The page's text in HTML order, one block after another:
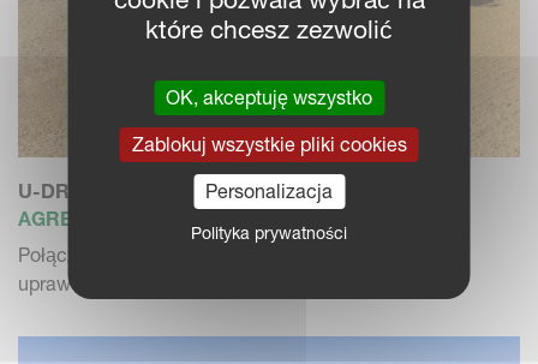
U-DRILL PLUS 4001F
AGREGAT UPRAWOWO-SIEWNY
Połączony wysiew ziarna i nawozu w agregacie
uprawowo-siewnym skład...
które chcesz zezwolić
OK, akceptuję wszystko
Zablokuj wszystkie pliki cookies
Personalizacja
Polityka prywatności